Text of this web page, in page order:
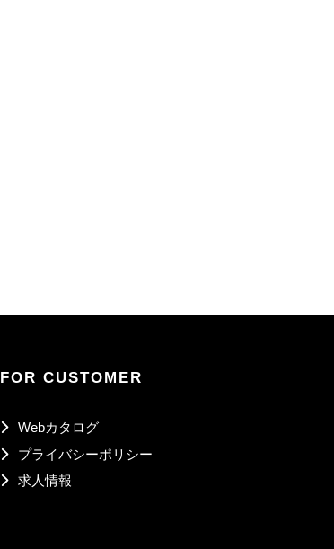
FOR CUSTOMER
Webカタログ
プライバシーポリシー
求人情報